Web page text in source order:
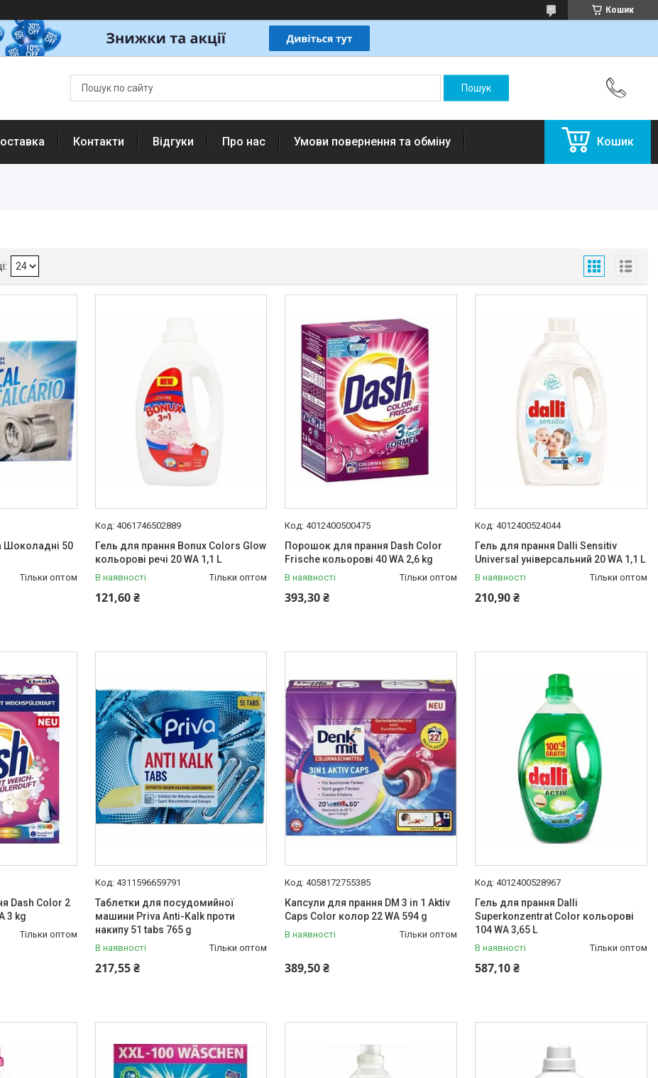
Кошик
Контакти Відгуки Про нас Умови повернення та обміну Кошик
Шоколадні 50
Тільки оптом
4061746502889
Гель для прання Bonux Colors Glow
кольорові речі 20 WA 1,1 L
В наявності Тільки оптом
121,60 ₴
4012400500475
Порошок для прання Dash Color
Frische кольорові 40 WA 2,6 kg
В наявності Тільки оптом
393,30 ₴
4012400524044
Гель для прання Dalli Sensitiv
Universal універсальний 20 WA 1,1 L
В наявності Тільки оптом
210,90 ₴
Dash Color 2
3 kg
Тільки оптом
4311596659791
Таблетки для посудомийної
машини Priva Anti-Kalk проти
накипу 51 tabs 765 g
В наявності Тільки оптом
217,55 ₴
4058172755385
Капсули для прання DM 3 in 1 Aktiv
Caps Color колор 22 WA 594 g
В наявності Тільки оптом
389,50 ₴
4012400528967
Гель для прання Dalli
Superkonzentrat Color кольорові
104 WA 3,65 L
В наявності Тільки оптом
587,10 ₴